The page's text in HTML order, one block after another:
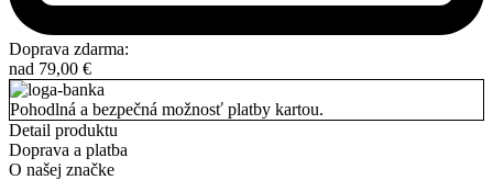
Doprava zdarma:
nad 79,00 €
Pohodlná a bezpečná možnosť platby kartou.
Detail produktu
Doprava a platba
O našej značke